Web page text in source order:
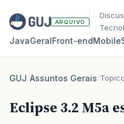
ARQUIVO
JavaGeralFront‑endMobile
GUJ/Assuntos Gerais/Topico
Eclipse 3.2 M5a